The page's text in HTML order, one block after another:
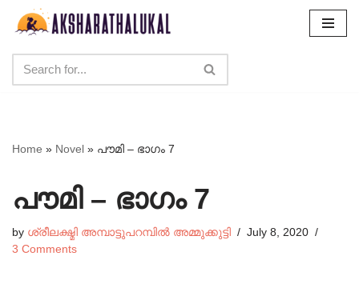
content
Home » Novel » പൗമി – ഭാഗം 7
പൗമി – ഭാഗം 7
by ശ്രീലക്ഷ്മി അമ്പാട്ടുപറമ്പിൽ അമ്മുക്കുട്ടി
July 8, 2020
3 Comments